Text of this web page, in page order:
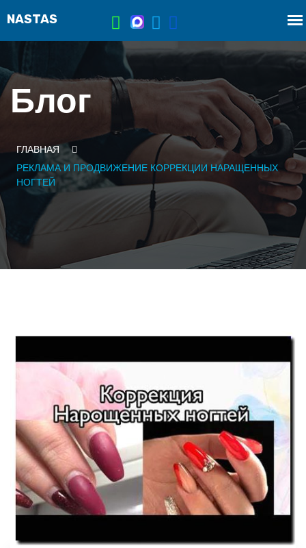
Блог
ГЛАВНАЯ
РЕКЛАМА И ПРОДВИЖЕНИЕ КОРРЕКЦИИ НАРАЩЕННЫХ
НОГТЕЙ